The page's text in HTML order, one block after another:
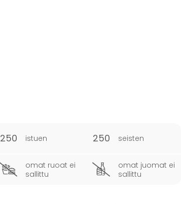
250 istuen 250 seisten
omat ruoat ei
sallittu
omat juomat ei
sallittu